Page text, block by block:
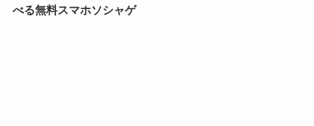
べる無料スマホソシャゲ